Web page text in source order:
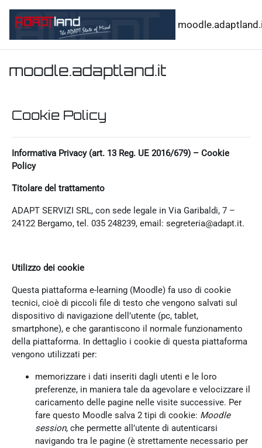
moodle.adaptland.it
Cookie Policy
Informativa Privacy (art. 13 Reg. UE 2016/679) – Cookie
Policy
Titolare del trattamento
ADAPT SERVIZI SRL, con sede legale in Via Garibaldi, 7 –
24122 Bergamo, tel. 035 248239, email: segreteria@adapt.it.
Utilizzo dei cookie
Questa piattaforma e-learning (Moodle) fa uso di cookie
tecnici, cioè di piccoli file di testo che vengono salvati sul
dispositivo di navigazione dell’utente (pc, tablet,
smartphone), e che garantiscono il normale funzionamento
della piattaforma. In dettaglio i cookie di questa piattaforma
vengono utilizzati per:
memorizzare i dati inseriti dagli utenti e le loro
preferenze, in maniera tale da agevolare e velocizzare il
caricamento delle pagine nelle visite successive. Per
fare questo Moodle salva 2 tipi di cookie: Moodle
session, che permette all’utente di autenticarsi
navigando tra le pagine (è strettamente necessario per